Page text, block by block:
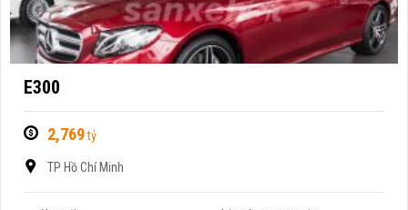
E300
2,769tỷ
TP Hồ Chí Minh